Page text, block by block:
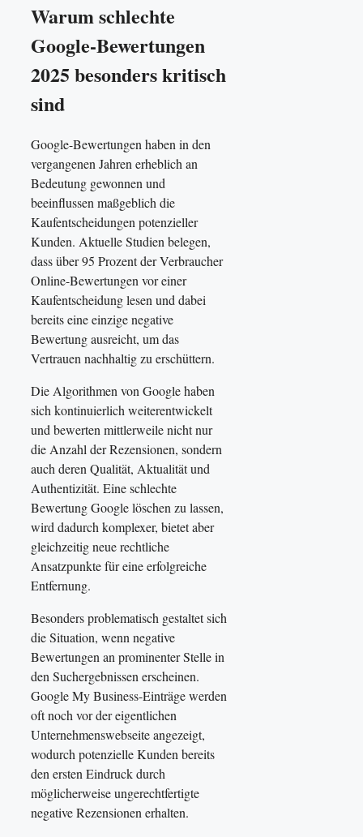
Warum schlechte
Google-Bewertungen
2025 besonders kritisch
sind
Google-Bewertungen haben in den
vergangenen Jahren erheblich an
Bedeutung gewonnen und
beeinflussen maßgeblich die
Kaufentscheidungen potenzieller
Kunden. Aktuelle Studien belegen,
dass über 95 Prozent der Verbraucher
Online-Bewertungen vor einer
Kaufentscheidung lesen und dabei
bereits eine einzige negative
Bewertung ausreicht, um das
Vertrauen nachhaltig zu erschüttern.
Die Algorithmen von Google haben
sich kontinuierlich weiterentwickelt
und bewerten mittlerweile nicht nur
die Anzahl der Rezensionen, sondern
auch deren Qualität, Aktualität und
Authentizität. Eine schlechte
Bewertung Google löschen zu lassen,
wird dadurch komplexer, bietet aber
gleichzeitig neue rechtliche
Ansatzpunkte für eine erfolgreiche
Entfernung.
Besonders problematisch gestaltet sich
die Situation, wenn negative
Bewertungen an prominenter Stelle in
den Suchergebnissen erscheinen.
Google My Business-Einträge werden
oft noch vor der eigentlichen
Unternehmenswebseite angezeigt,
wodurch potenzielle Kunden bereits
den ersten Eindruck durch
möglicherweise ungerechtfertigte
negative Rezensionen erhalten.